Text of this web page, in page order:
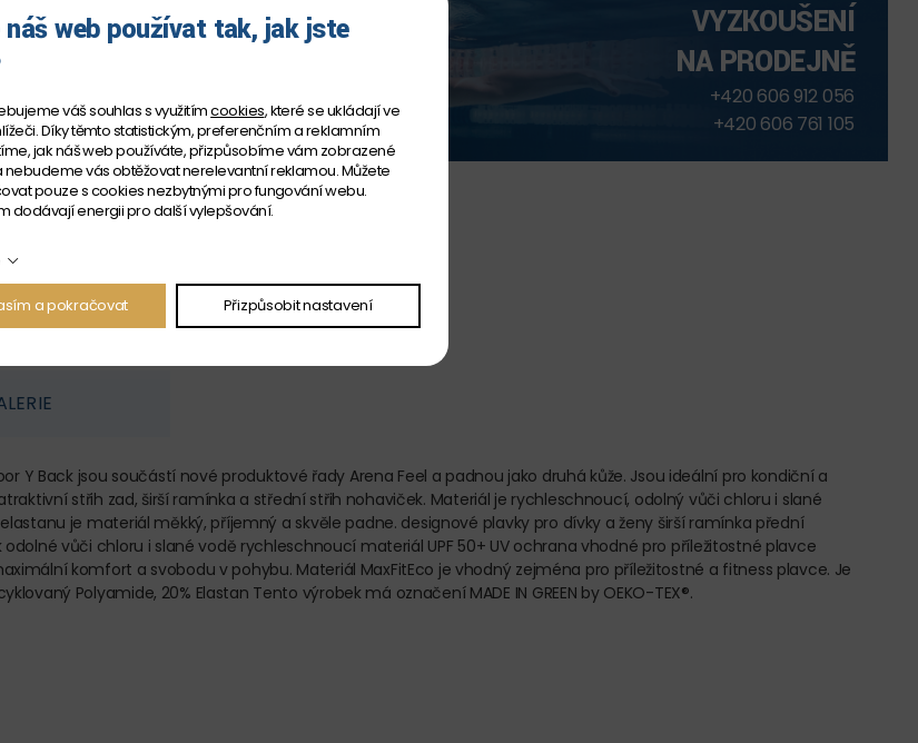
VYZKOUŠENÍ
NA PRODEJNĚ
+420 606 912 056
+420 606 761 105
Y Back jsou součástí nové produktové řady Arena Feel a padnou jako druhá kůže. Jsou ideální pro kondiční a
střih zad, širší ramínka a střední střih nohaviček. Materiál je rychleschnoucí, odolný vůči chloru i slané
je materiál měkký, příjemný a skvěle padne. designové plavky pro dívky a ženy širší ramínka přední
vůči chloru i slané vodě rychleschnoucí materiál UPF 50+ UV ochrana vhodné pro příležitostné plavce
komfort a svobodu v pohybu. Materiál MaxFitEco je vhodný zejména pro příležitostné a fitness plavce. Je
Polyamide, 20% Elastan Tento výrobek má označení MADE IN GREEN by OEKO-TEX®.
náš web používat tak, jak jste
váš souhlas s využitímcookies, které se ukládají ve
Díky těmto statistickým, preferenčním a reklamním
jak náš web používáte, přizpůsobíme vám zobrazené
vás obtěžovat nerelevantní reklamou. Můžete
pouze s cookies nezbytnými pro fungování webu.
dodávají energii pro další vylepšování.
a pokračovat Přizpůsobit nastavení